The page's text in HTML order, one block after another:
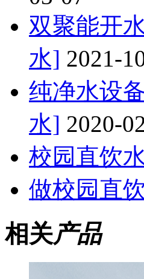
双聚能开
水] 2021-
纯净水设
水] 2020-
校园直饮
做校园直
相关产品